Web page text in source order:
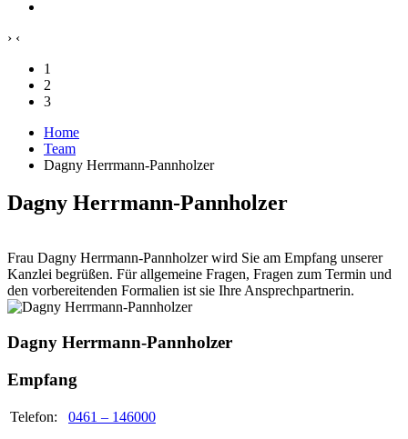
› ‹
1
2
3
Home
Team
Dagny Herrmann-Pannholzer
Dagny Herrmann-Pannholzer
Frau Dagny Herrmann-Pannholzer wird Sie am Empfang unserer
Kanzlei begrüßen. Für allgemeine Fragen, Fragen zum Termin und
den vorbereitenden Formalien ist sie Ihre Ansprechpartnerin.
Dagny Herrmann-Pannholzer
Empfang
Telefon: 0461 – 146000